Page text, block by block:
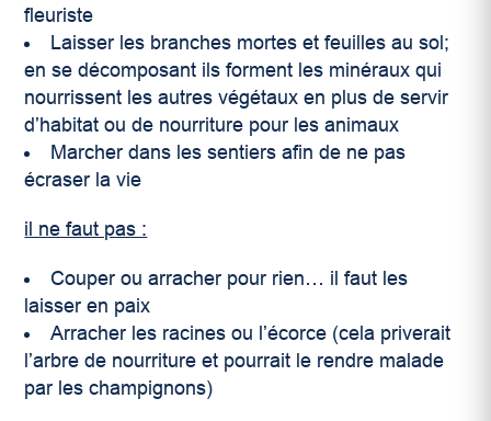
fleuriste
Laisser les branches mortes et feuilles au sol;
en se décomposant ils forment les minéraux qui
nourrissent les autres végétaux en plus de servir
d’habitat ou de nourriture pour les animaux
Marcher dans les sentiers afin de ne pas
écraser la vie
il ne faut pas :
Couper ou arracher pour rien… il faut les
laisser en paix
Arracher les racines ou l’écorce (cela priverait
l’arbre de nourriture et pourrait le rendre malade
par les champignons)